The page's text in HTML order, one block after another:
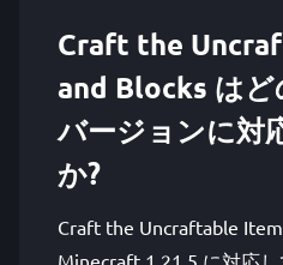
Craft the
and Blocks は
バージョンに対
か?
Craft the Uncraftable
Minecraft 1.21.5 に対応